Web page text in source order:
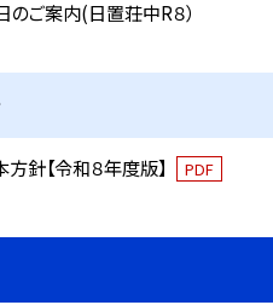
のご案内(日置荘中R８）
針【令和８年度版】 PDF